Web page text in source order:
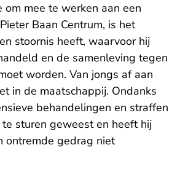
mee te werken aan een
Baan Centrum, is het
stoornis heeft, waarvoor hij
en de samenleving tegen
worden. Van jongs af aan
in de maatschappij. Ondanks
behandelingen en straffen
sturen geweest en heeft hij
ontremde gedrag niet